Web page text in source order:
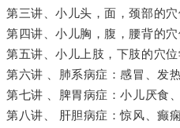
第三讲、小儿头，面，颈部的穴
第四讲、小儿胸，腹，腰背的穴
第五讲、小儿上肢，下肢的穴位
第六讲 、肺系病症：感冒、发
第七讲 、脾胃病症：小儿厌食
第八讲、 肝胆病症：惊风、癫